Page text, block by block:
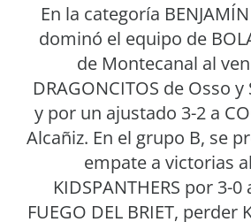
En la categoría
dominó el equipo de
de Montecanal al
DRAGONCITOS de Osso
y por un ajustado 3-2 a
Alcañiz. En el grupo B, se
empate a victorias
KIDSPANTHERS por 3-0
FUEGO DEL BRIET, perder